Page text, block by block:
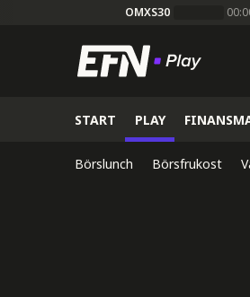
OMXS30
START PLAY
Börslunch Börsfrukost